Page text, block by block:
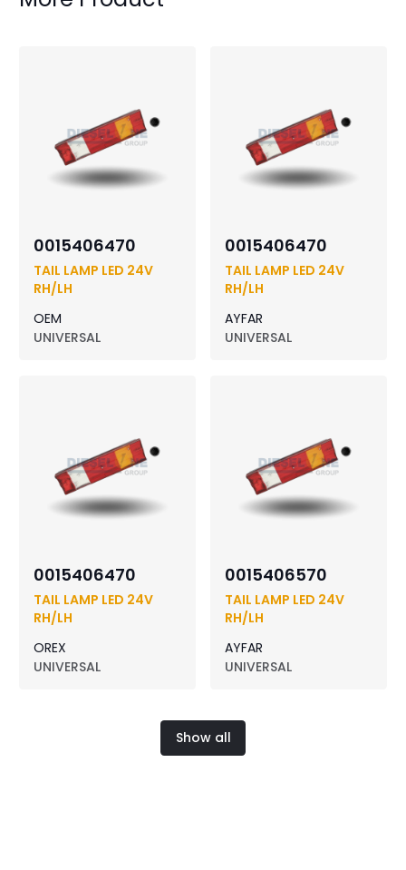
0015406470
TAIL LAMP LED 24V
RH/LH
OEM
UNIVERSAL
0015406470
TAIL LAMP LED 24V
RH/LH
AYFAR
UNIVERSAL
0015406470
TAIL LAMP LED 24V
RH/LH
OREX
UNIVERSAL
0015406570
TAIL LAMP LED 24V
RH/LH
AYFAR
UNIVERSAL
Show all